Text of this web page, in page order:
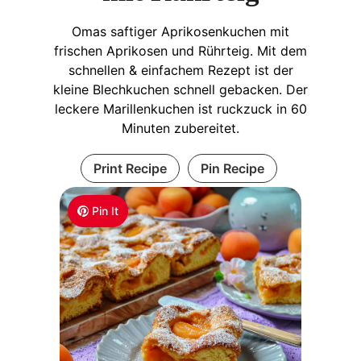
Pin It
Omas saftiger Aprikosenkuchen mit
frischen Aprikosen und Rührteig. Mit dem
schnellen & einfachem Rezept ist der
kleine Blechkuchen schnell gebacken. Der
leckere Marillenkuchen ist ruckzuck in 60
Minuten zubereitet.
Print Recipe Pin Recipe